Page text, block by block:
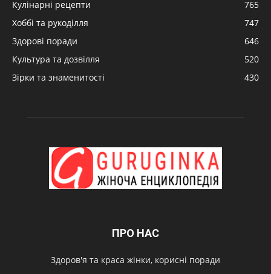
Кулінарні рецепти
765
Хоббі та рукоділля
747
Здорові поради
646
Культура та дозвілля
520
Зірки та знаменитості
430
ПРО НАС
Здоров'я та краса жінки, корисні поради